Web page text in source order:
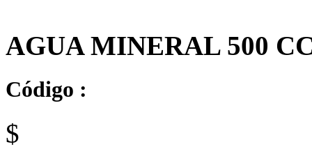
AGUA MINERAL 500
Código :
$